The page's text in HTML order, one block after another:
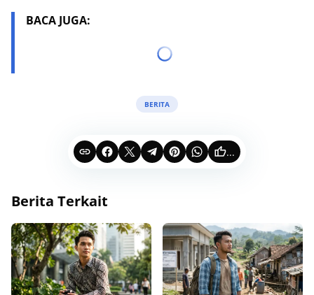
BACA JUGA:
BERITA
...
Berita Terkait